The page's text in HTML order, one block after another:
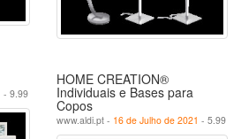
- 9.99
HOME CREATION®
Individuais e Bases para
Copos
www.aldi.pt - 16 de Julho de 2021 - 5.99